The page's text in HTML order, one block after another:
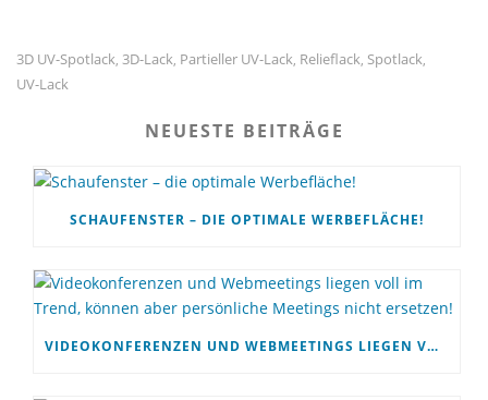
3D UV-Spotlack, 3D-Lack, Partieller UV-Lack, Relieflack, Spotlack,
UV-Lack
NEUESTE BEITRÄGE
SCHAUFENSTER – DIE OPTIMALE WERBEFLÄCHE!
VIDEOKONFERENZEN UND WEBMEETINGS LIEGEN VOLL IM TREND, KÖNNEN ABER PERSÖNLICHE MEETINGS NICHT ERSETZEN!